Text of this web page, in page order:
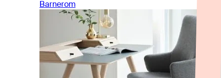
Barnerom